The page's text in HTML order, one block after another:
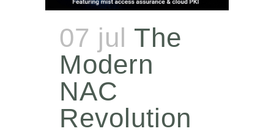
07 jul The
Modern
NAC
Revolution